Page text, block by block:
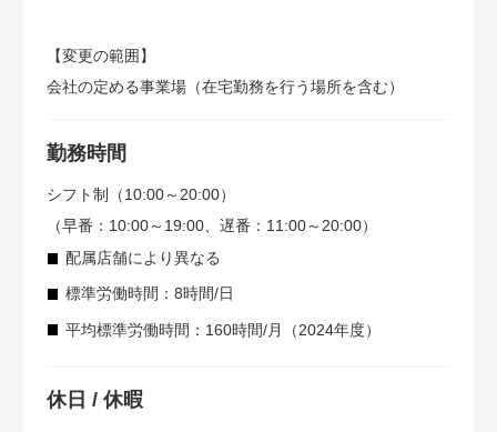
【変更の範囲】
会社の定める事業場（在宅勤務を行う場所を含む）
勤務時間
シフト制（10:00～20:00）
（早番：10:00～19:00、遅番：11:00～20:00）
配属店舗により異なる
標準労働時間：8時間/日
平均標準労働時間：160時間/月（2024年度）
休日 / 休暇